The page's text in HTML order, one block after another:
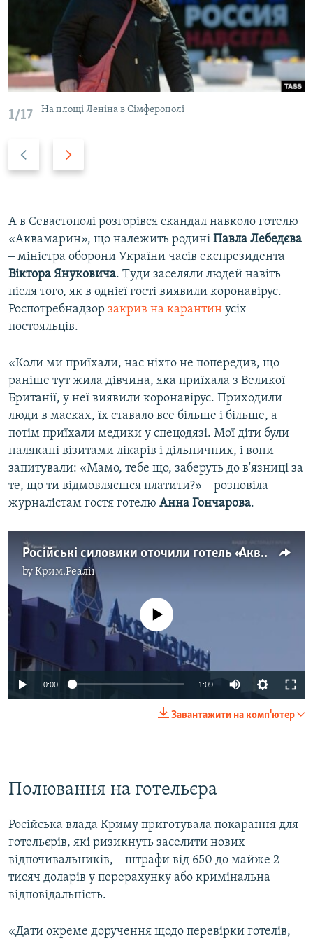
1/17 На площі Леніна в Сімферополі
i
o
s
s
l
i
e
s
l
i
d
e
А в Севастополі розгорівся скандал навколо готелю
«Аквамарин», що належить родині Павла Лебедєва
‒ міністра оборони України часів експрезидента
Віктора Януковича. Туди заселяли людей навіть
після того, як в однієї гості виявили коронавірус.
Роспотребнадзор закрив на карантин усіх
постояльців.
«Коли ми приїхали, нас ніхто не попередив, що
раніше тут жила дівчина, яка приїхала з Великої
Британії, у неї виявили коронавірус. Приходили
люди в масках, їх ставало все більше і більше, а
потім приїхали медики у спецодязі. Мої діти були
налякані візитами лікарів і дільничних, і вони
запитували: «Мамо, тебе що, заберуть до в'язниці за
те, що ти відмовляєшся платити?» ‒ розповіла
журналістам гостя готелю Анна Гончарова.
Російські силовики оточили готель «Аквамарин», де виявили коронавірус (відео)
byКрим.Реалії
1080p
No media source currently available
0:00 1:09
Завантажити на комп'ютер
Полювання на готельєра
Російська влада Криму приготувала покарання для
готельєрів, які ризикнуть заселити нових
відпочивальників, ‒ штрафи від 650 до майже 2
тисяч доларів у перерахунку або кримінальна
відповідальність.
«Дати окреме доручення щодо перевірки готелів,